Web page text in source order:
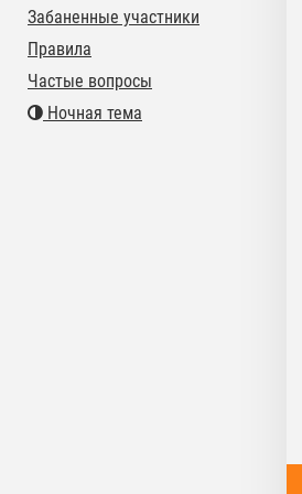
Забаненные участники
Правила
Частые вопросы
Ночная тема